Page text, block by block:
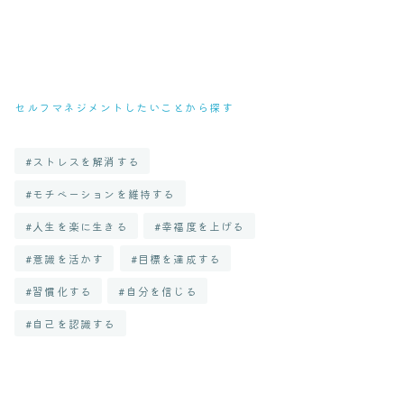
セルフマネジメントしたいことから探す
ストレスを解消する
モチベーションを維持する
人生を楽に生きる 幸福度を上げる
意識を活かす 目標を達成する
習慣化する 自分を信じる
自己を認識する